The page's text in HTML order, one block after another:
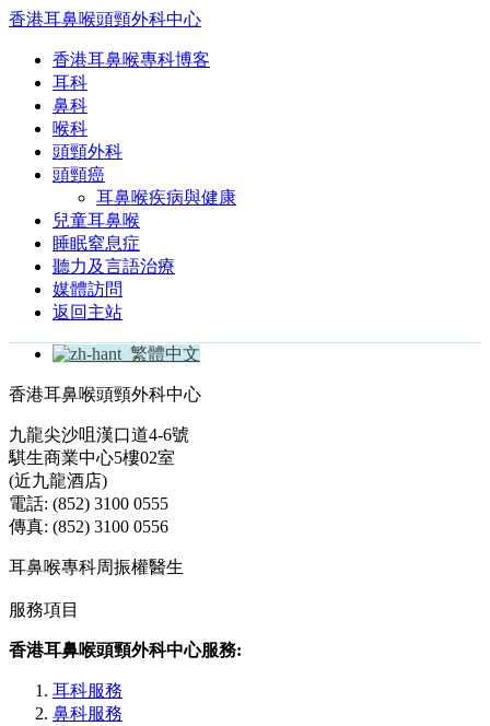
香港耳鼻喉頭頸外科中心
香港耳鼻喉專科博客
耳科
鼻科
喉科
頭頸外科
頭頸癌
耳鼻喉疾病與健康
兒童耳鼻喉
睡眠窒息症
聽力及言語治療
媒體訪問
返回主站
繁體中文
香港耳鼻喉頭頸外科中心
九龍尖沙咀漢口道4-6號
騏生商業中心5樓02室
(近九龍酒店)
電話: (852) 3100 0555
傳真: (852) 3100 0556
耳鼻喉專科周振權醫生
服務項目
香港耳鼻喉頭頸外科中心服務:
耳科服務
鼻科服務